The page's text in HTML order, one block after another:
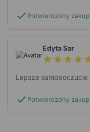
check Potwierdzony zakup
Edyta Sar
Lepsze samopoczucie
check Potwierdzony zakup